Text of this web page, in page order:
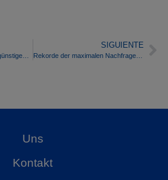
SIGUIENTE
Rekorde der maximalen Nachfrage und Preise in den europäischen Strommärkten Anfang 2021
Uns
Kontakt